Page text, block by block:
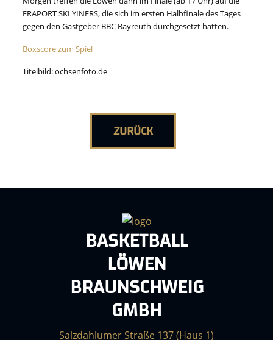
FRAPORT SKLYINERS, die sich im ersten Halbfinale des Tages
gegen den Gastgeber BBC Bayreuth durchgesetzt hatten.
Boxscore zum Spiel
Titelbild: ochsenfoto.de
ZURÜCK
BASKETBALL
LÖWEN
BRAUNSCHWEIG
GMBH
Salzdahlumer Straße 137 (Haus 1)